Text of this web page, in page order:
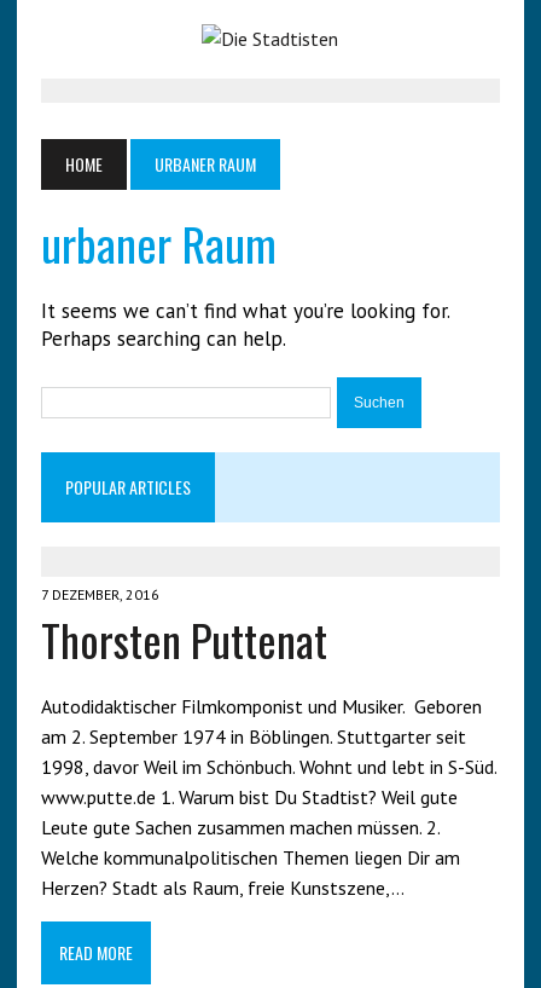
HOME URBANER RAUM
urbaner Raum
It seems we can’t find what you’re looking for.
Perhaps searching can help.
Suchen
nach:
POPULAR ARTICLES
7 DEZEMBER, 2016
Thorsten Puttenat
Autodidaktischer Filmkomponist und Musiker. Geboren
am 2. September 1974 in Böblingen. Stuttgarter seit
1998, davor Weil im Schönbuch. Wohnt und lebt in S-Süd.
www.putte.de 1. Warum bist Du Stadtist? Weil gute
Leute gute Sachen zusammen machen müssen. 2.
Welche kommunalpolitischen Themen liegen Dir am
Herzen? Stadt als Raum, freie Kunstszene,…
READ MORE